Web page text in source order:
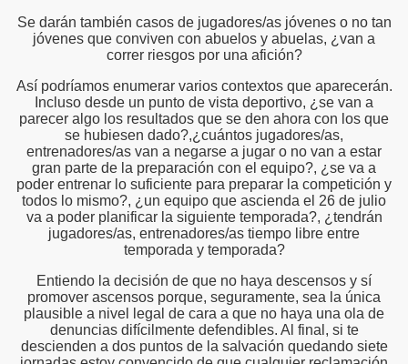
Se darán también casos de jugadores/as jóvenes o no tan
jóvenes que conviven con abuelos y abuelas, ¿van a
correr riesgos por una afición?
Así podríamos enumerar varios contextos que aparecerán.
Incluso desde un punto de vista deportivo, ¿se van a
parecer algo los resultados que se den ahora con los que
se hubiesen dado?,¿cuántos jugadores/as,
entrenadores/as van a negarse a jugar o no van a estar
gran parte de la preparación con el equipo?, ¿se va a
poder entrenar lo suficiente para preparar la competición y
todos lo mismo?, ¿un equipo que ascienda el 26 de julio
va a poder planificar la siguiente temporada?, ¿tendrán
jugadores/as, entrenadores/as tiempo libre entre
temporada y temporada?
Entiendo la decisión de que no haya descensos y sí
promover ascensos porque, seguramente, sea la única
plausible a nivel legal de cara a que no haya una ola de
denuncias difícilmente defendibles. Al final, si te
descienden a dos puntos de la salvación quedando siete